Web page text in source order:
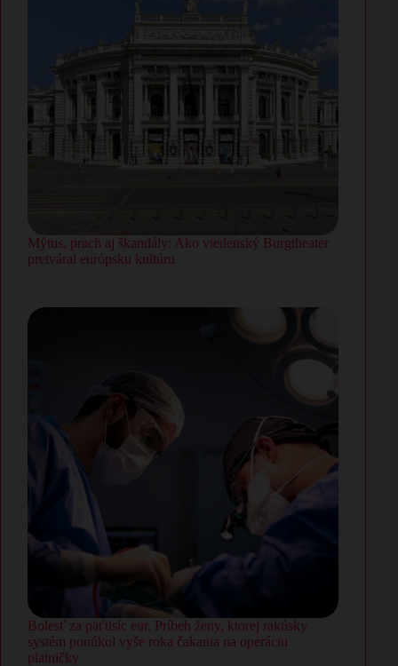
Mýtus, prach aj škandály: Ako viedenský Burgtheater
pretváral európsku kultúru
Bolesť za päťtisíc eur. Príbeh ženy, ktorej rakúsky
systém ponúkol vyše roka čakania na operáciu
platničky